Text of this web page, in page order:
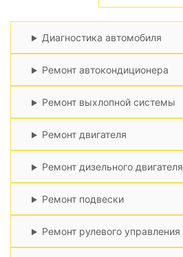
Диагностика автомобиля
Ремонт автокондиционера
Ремонт выхлопной системы
Ремонт двигателя
Ремонт дизельного двигателя
Ремонт подвески
Ремонт рулевого управления